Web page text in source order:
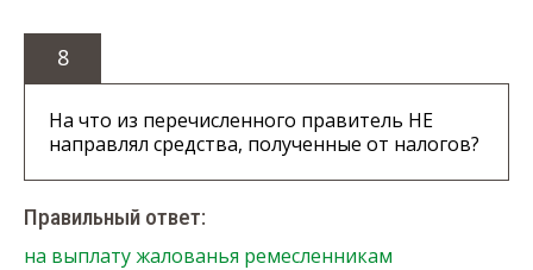
8
На что из перечисленного правитель НЕ
направлял средства, полученные от налогов?
Правильный ответ:
на выплату жалованья ремесленникам